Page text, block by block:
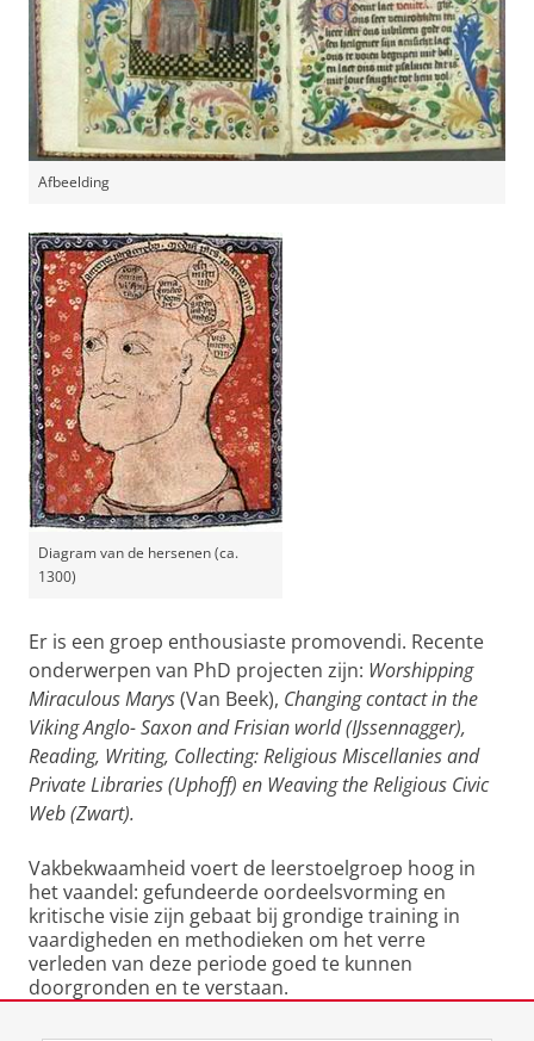
Afbeelding
Diagram van de hersenen (ca.
1300)
Er is een groep enthousiaste promovendi. Recente
onderwerpen van PhD projecten zijn: Worshipping
Miraculous Marys(Van Beek), Changing contact in the
Viking Anglo- Saxon and Frisian world (IJssennagger),
Reading, Writing, Collecting: Religious Miscellanies and
Private Libraries (Uphoff) en Weaving the Religious Civic
Web (Zwart).
Vakbekwaamheid voert de leerstoelgroep hoog in
het vaandel: gefundeerde oordeelsvorming en
kritische visie zijn gebaat bij grondige training in
vaardigheden en methodieken om het verre
verleden van deze periode goed te kunnen
doorgronden en te verstaan.